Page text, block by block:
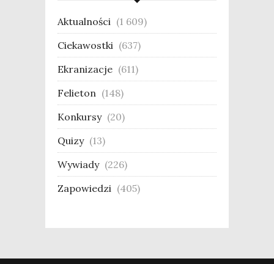
Aktualności (1 609)
Ciekawostki (637)
Ekranizacje (611)
Felieton (148)
Konkursy (20)
Quizy (13)
Wywiady (226)
Zapowiedzi (405)